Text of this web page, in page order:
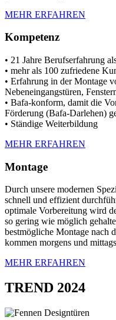
MEHR ERFAHREN
Kompetenz
• 21 Jahre Berufserfahrung
• mehr als 100 zufriedene
• Erfahrung in der Montage
Nebeneingangstüren,
• Bafa-konform, damit die
Förderung (Bafa-Darlehen)
• Ständige Weiterbildung
MEHR ERFAHREN
Montage
Durch unsere modernen
schnell und effizient
optimale Vorbereitung wird
so gering wie möglich
bestmögliche Montage nach
kommen morgens und
MEHR ERFAHREN
TREND 2024